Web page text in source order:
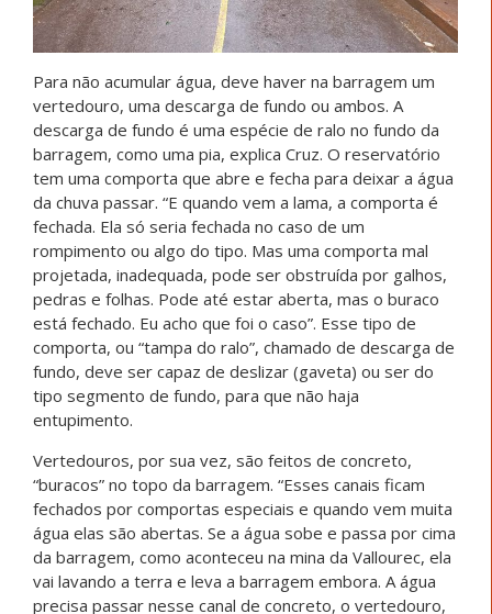
Para não acumular água, deve haver na barragem um
vertedouro, uma descarga de fundo ou ambos. A
descarga de fundo é uma espécie de ralo no fundo da
barragem, como uma pia, explica Cruz. O reservatório
tem uma comporta que abre e fecha para deixar a água
da chuva passar. “E quando vem a lama, a comporta é
fechada. Ela só seria fechada no caso de um
rompimento ou algo do tipo. Mas uma comporta mal
projetada, inadequada, pode ser obstruída por galhos,
pedras e folhas. Pode até estar aberta, mas o buraco
está fechado. Eu acho que foi o caso”. Esse tipo de
comporta, ou “tampa do ralo”, chamado de descarga de
fundo, deve ser capaz de deslizar (gaveta) ou ser do
tipo segmento de fundo, para que não haja
entupimento.
Vertedouros, por sua vez, são feitos de concreto,
“buracos” no topo da barragem. “Esses canais ficam
fechados por comportas especiais e quando vem muita
água elas são abertas. Se a água sobe e passa por cima
da barragem, como aconteceu na mina da Vallourec, ela
vai lavando a terra e leva a barragem embora. A água
precisa passar nesse canal de concreto, o vertedouro,